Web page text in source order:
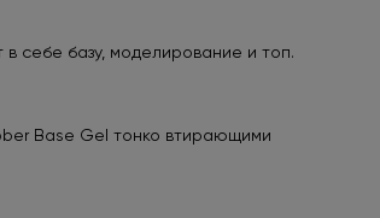
себе базу, моделирование и топ.
Base Gel тонко втирающими